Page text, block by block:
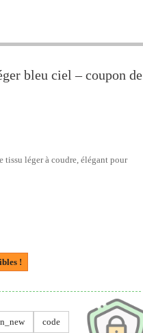
bleu ciel – coupon de
léger à coudre, élégant pour
!
code